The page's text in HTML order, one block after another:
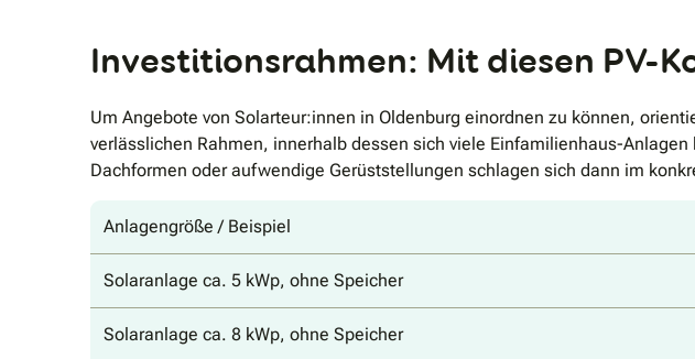
Investitionsrahmen: Mit diesen PV-
Um Angebote von Solarteur:innen in Oldenburg einordnen zu können,
verlässlichen Rahmen, innerhalb dessen sich viele Einfamilienhaus-
Dachformen oder aufwendige Gerüststellungen schlagen sich dann im
Anlagengröße / Beispiel
Solaranlage ca. 5 kWp, ohne Speicher
Solaranlage ca. 8 kWp, ohne Speicher